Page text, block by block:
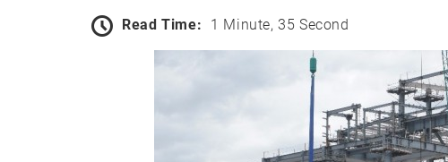
Read Time: 1 Minute, 35 Second